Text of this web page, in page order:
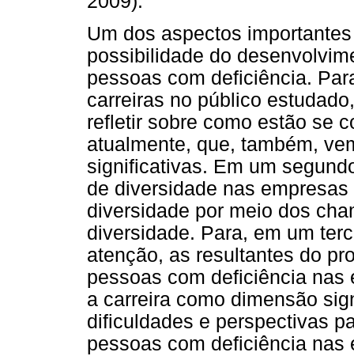
Um dos aspectos
possibilidade do
pessoas com deficiência.
carreiras no público
refletir sobre como estão se
atualmente, que, também,
significativas. Em um
de diversidade nas
diversidade por meio dos
diversidade. Para, em um
atenção, as resultantes do
pessoas com deficiência nas
a carreira como dimensão
dificuldades e perspectivas
pessoas com deficiência nas